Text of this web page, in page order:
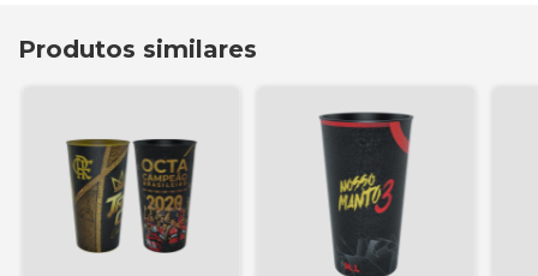
Produtos similares